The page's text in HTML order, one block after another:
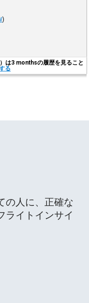
)
は3 monthsの履歴を見ること
る
の人に、正確な
ライトインサイ